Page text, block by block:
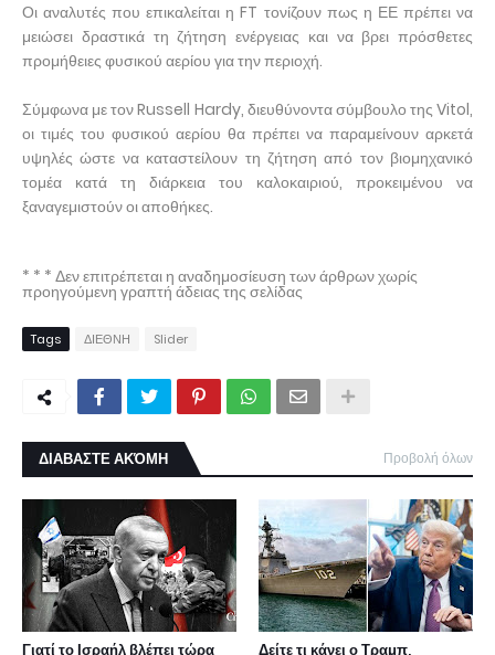
Οι αναλυτές που επικαλείται η FT τονίζουν πως η ΕΕ πρέπει να
μειώσει δραστικά τη ζήτηση ενέργειας και να βρει πρόσθετες
προμήθειες φυσικού αερίου για την περιοχή.
Σύμφωνα με τον Russell Hardy, διευθύνοντα σύμβουλο της Vitol,
οι τιμές του φυσικού αερίου θα πρέπει να παραμείνουν αρκετά
υψηλές ώστε να καταστείλουν τη ζήτηση από τον βιομηχανικό
τομέα κατά τη διάρκεια του καλοκαιριού, προκειμένου να
ξαναγεμιστούν οι αποθήκες.
* * * Δεν επιτρέπεται η αναδημοσίευση των άρθρων χωρίς
προηγούμενη γραπτή άδειας της σελίδας
Tags ΔΙΕΘΝΗ Slider
ΔΙΑΒΑΣΤΕ ΑΚΌΜΗ Προβολή όλων
Γιατί το Ισραήλ βλέπει τώρα Δείτε τι κάνει ο Τραμπ,